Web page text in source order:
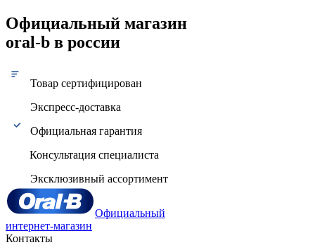
Официальный магазин
oral-b в россии
Товар сертифицирован
Экспресс-доставка
Официальная гарантия
Консультация специалиста
Эксклюзивный ассортимент
Официальный
интернет-магазин
Контакты